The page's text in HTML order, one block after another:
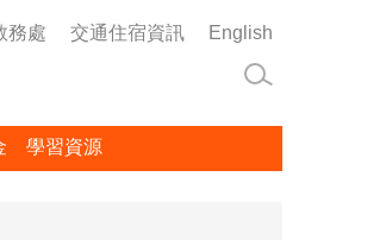
務處 交通住宿資訊 English
學習資源